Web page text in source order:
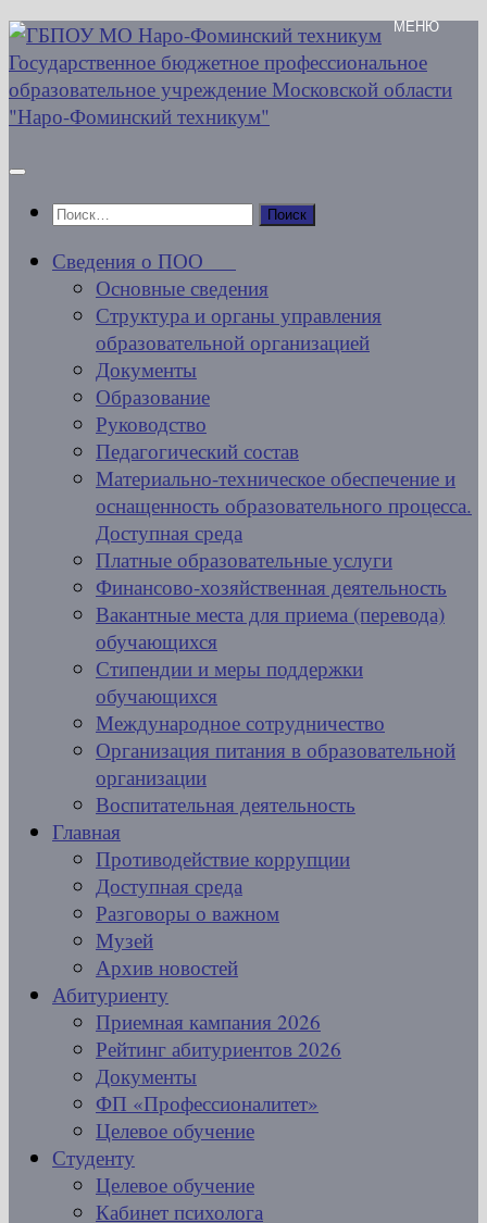
Перейти
к
содержимому
Найти:
Сведения о ПОО
Основные сведения
Структура и органы управления
образовательной организацией
Документы
Образование
Руководство
Педагогический состав
Материально-техническое обеспечение и
оснащенность образовательного процесса.
Доступная среда
Платные образовательные услуги
Финансово-хозяйственная деятельность
Вакантные места для приема (перевода)
обучающихся
Стипендии и меры поддержки
обучающихся
Международное сотрудничество
Организация питания в образовательной
организации
Воспитательная деятельность
Главная
Противодействие коррупции
Доступная среда
Разговоры о важном
Музей
Архив новостей
Абитуриенту
Приемная кампания 2026
Рейтинг абитуриентов 2026
Документы
ФП «Профессионалитет»
Целевое обучение
Студенту
Целевое обучение
Кабинет психолога